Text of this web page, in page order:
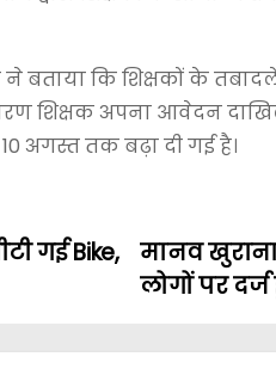
बताया कि शिक्षकों के
शिक्षक अपना आवेदन
अगस्त तक बढ़ा दी गई है।
मानव
लोगों पर
गई Bike,